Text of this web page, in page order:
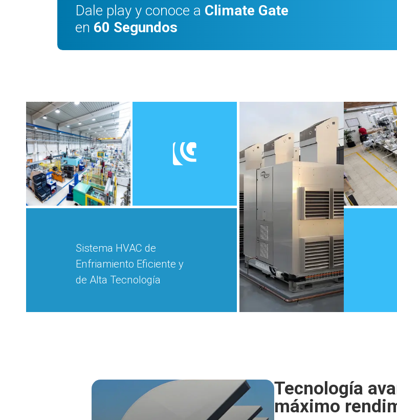
Dale play y conoce a Climate Gate
en 60 Segundos
Sistema HVAC de
Enfriamiento Eficiente y
de Alta Tecnología
Tecnología
máximo